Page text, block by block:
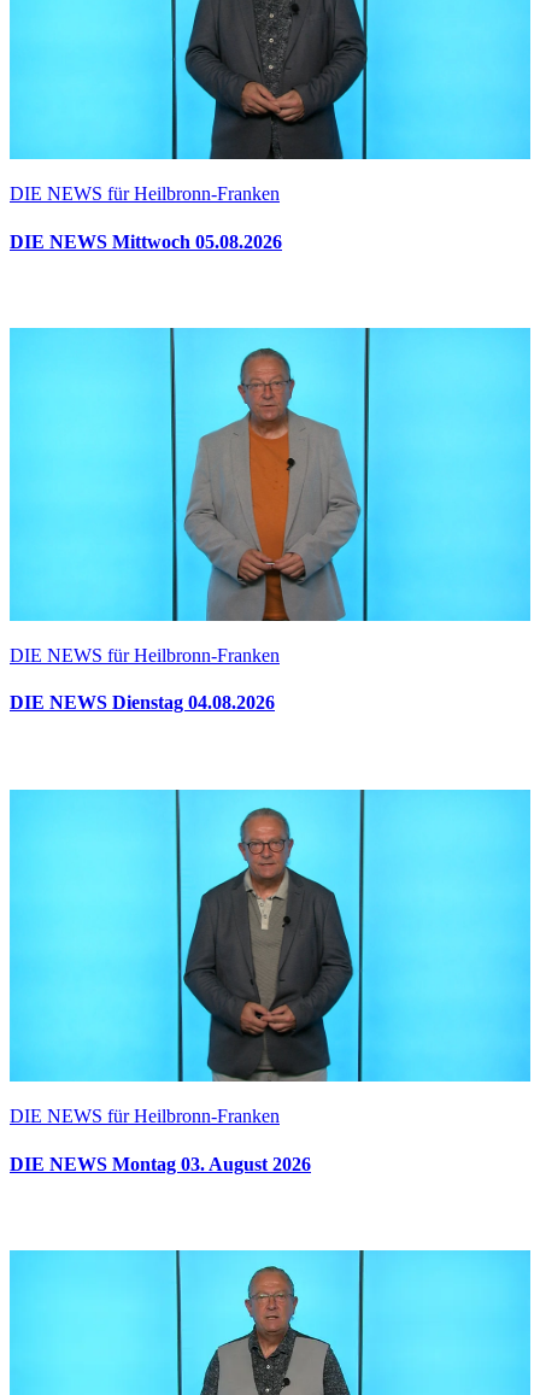
DIE NEWS für Heilbronn-Franken
DIE NEWS Mittwoch 05.08.2026
DIE NEWS für Heilbronn-Franken
DIE NEWS Dienstag 04.08.2026
DIE NEWS für Heilbronn-Franken
DIE NEWS Montag 03. August 2026